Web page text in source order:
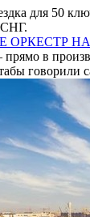
для 50
СНГ.
ОРКЕСТР
в
говорили